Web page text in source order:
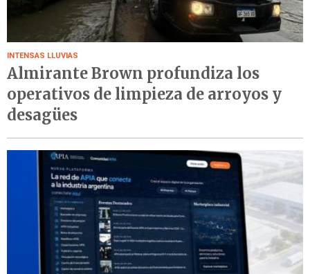
INTENSAS LLUVIAS
Almirante Brown profundiza los
operativos de limpieza de arroyos y
desagües